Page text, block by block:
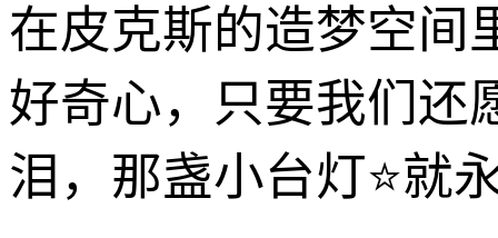
在皮克斯的造梦空间
好奇心，只要我们还
泪，那盏小台灯⭐就